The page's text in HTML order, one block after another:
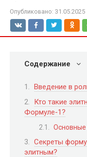
Опубликовано: 31.05.2025
Содержание
Введение в
Кто такие
Формуле-1?
Основные
Секреты
элитным?